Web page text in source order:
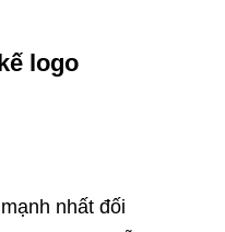
logo
nhất đối